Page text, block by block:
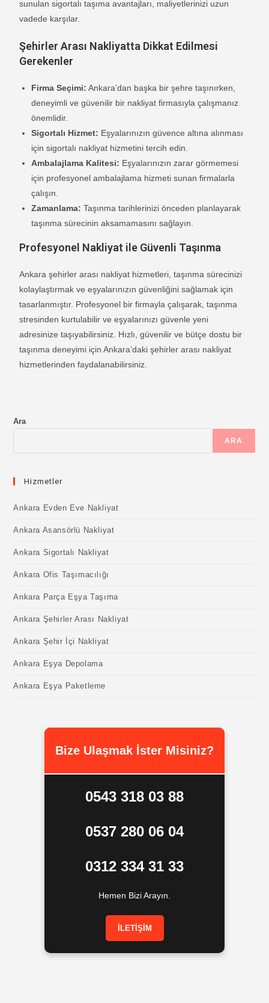
sunulan sigortalı taşıma avantajları, maliyetlerinizi uzun
vadede karşılar.
Şehirler Arası Nakliyatta Dikkat Edilmesi
Gerekenler
Firma Seçimi: Ankara’dan başka bir şehre taşınırken,
deneyimli ve güvenilir bir nakliyat firmasıyla çalışmanız
önemlidir.
Sigortalı Hizmet: Eşyalarınızın güvence altına alınması
için sigortalı nakliyat hizmetini tercih edin.
Ambalajlama Kalitesi: Eşyalarınızın zarar görmemesi
için profesyonel ambalajlama hizmeti sunan firmalarla
çalışın.
Zamanlama: Taşınma tarihlerinizi önceden planlayarak
taşınma sürecinin aksamamasını sağlayın.
Profesyonel Nakliyat ile Güvenli Taşınma
Ankara şehirler arası nakliyat hizmetleri, taşınma sürecinizi
kolaylaştırmak ve eşyalarınızın güvenliğini sağlamak için
tasarlanmıştır. Profesyonel bir firmayla çalışarak, taşınma
stresinden kurtulabilir ve eşyalarınızı güvenle yeni
adresinize taşıyabilirsiniz. Hızlı, güvenilir ve bütçe dostu bir
taşınma deneyimi için Ankara’daki şehirler arası nakliyat
hizmetlerinden faydalanabilirsiniz.
Ara
ARA
Hizmetler
Ankara Evden Eve Nakliyat
Ankara Asansörlü Nakliyat
Ankara Sigortalı Nakliyat
Ankara Ofis Taşımacılığı
Ankara Parça Eşya Taşıma
Ankara Şehirler Arası Nakliyat
Ankara Şehir İçi Nakliyat
Ankara Eşya Depolama
Ankara Eşya Paketleme
Bize Ulaşmak İster Misiniz?
0543 318 03 88
0537 280 06 04
0312 334 31 33
Hemen Bizi Arayın.
İLETİŞİM